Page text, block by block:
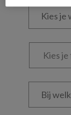
Kies
Bij
welke